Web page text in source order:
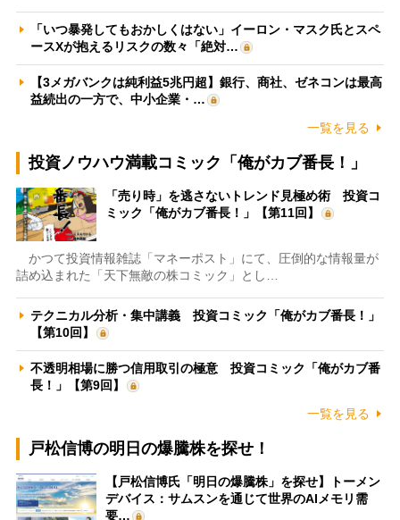
「いつ暴発してもおかしくはない」イーロン・マスク氏とスペ
ースXが抱えるリスクの数々「絶対…
【3メガバンクは純利益5兆円超】銀行、商社、ゼネコンは最高
益続出の一方で、中小企業・…
一覧を見る
投資ノウハウ満載コミック「俺がカブ番長！」
「売り時」を逃さないトレンド見極め術 投資コ
ミック「俺がカブ番長！」【第11回】
かつて投資情報雑誌「マネーポスト」にて、圧倒的な情報量が
詰め込まれた「天下無敵の株コミック」とし…
テクニカル分析・集中講義 投資コミック「俺がカブ番長！」
【第10回】
不透明相場に勝つ信用取引の極意 投資コミック「俺がカブ番
長！」【第9回】
一覧を見る
戸松信博の明日の爆騰株を探せ！
【戸松信博氏「明日の爆騰株」を探せ】トーメン
デバイス：サムスンを通じて世界のAIメモリ需
要…